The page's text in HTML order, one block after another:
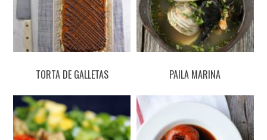
TORTA DE GALLETAS PAILA MARINA